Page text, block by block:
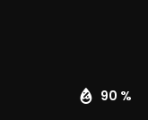
90 %